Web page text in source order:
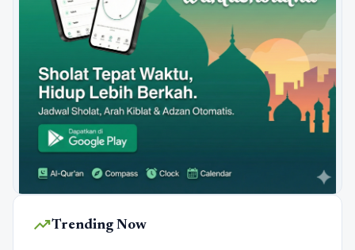
trending_upTrending Now